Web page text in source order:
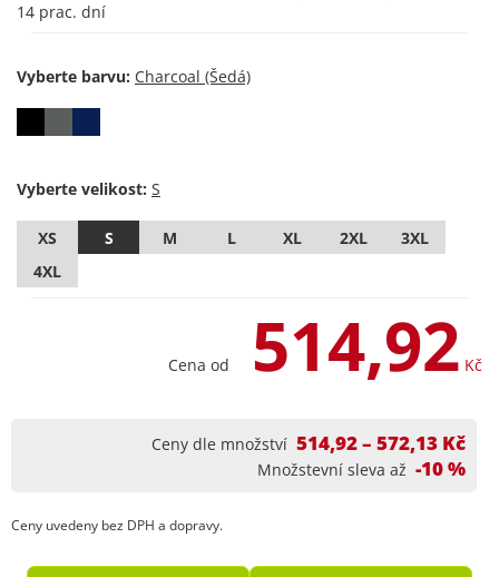
14 prac. dní
Vyberte barvu:
Vyberte velikost:
XS S M L XL 2XL
3XL
4XL
Cena od 514,92 Kč
Ceny dle množství 514,92 – 572,13 Kč
Množstevní sleva až -10 %
Ceny uvedeny bez DPH a dopravy.